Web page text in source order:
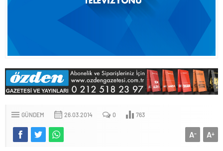
GÜNDEM 26.03.2014 0 763
A+
A-